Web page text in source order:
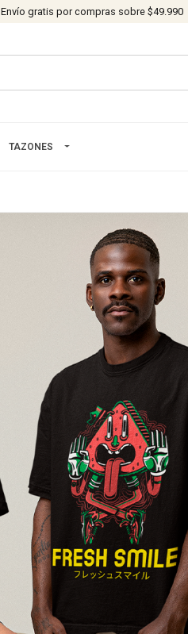
Envío gratis por compras sobre $49.990
TAZONES